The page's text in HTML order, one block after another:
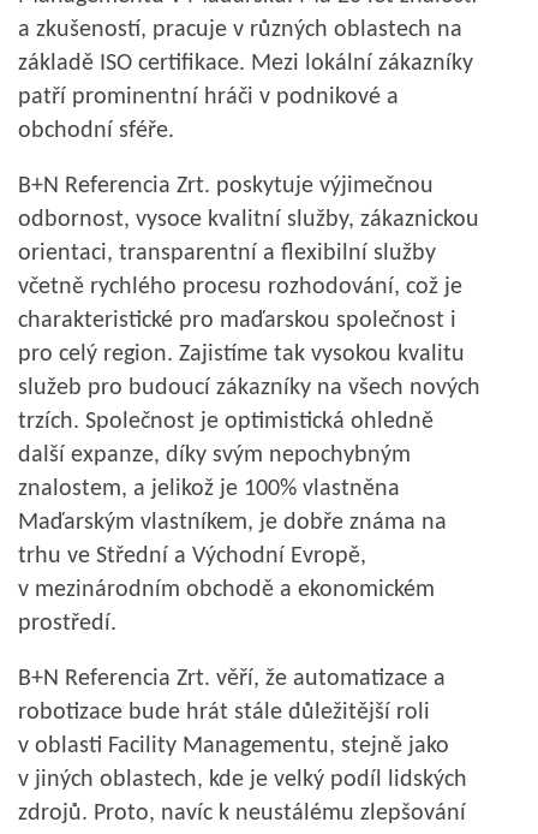
a zkušeností, pracuje v různých oblastech na
základě ISO certifikace. Mezi lokální zákazníky
patří prominentní hráči v podnikové a
obchodní sféře.
B+N Referencia Zrt. poskytuje výjimečnou
odbornost, vysoce kvalitní služby, zákaznickou
orientaci, transparentní a flexibilní služby
včetně rychlého procesu rozhodování, což je
charakteristické pro maďarskou společnost i
pro celý region. Zajistíme tak vysokou kvalitu
služeb pro budoucí zákazníky na všech nových
trzích. Společnost je optimistická ohledně
další expanze, díky svým nepochybným
znalostem, a jelikož je 100% vlastněna
Maďarským vlastníkem, je dobře známa na
trhu ve Střední a Východní Evropě,
v mezinárodním obchodě a ekonomickém
prostředí.
B+N Referencia Zrt. věří, že automatizace a
robotizace bude hrát stále důležitější roli
v oblasti Facility Managementu, stejně jako
v jiných oblastech, kde je velký podíl lidských
zdrojů. Proto, navíc k neustálému zlepšování